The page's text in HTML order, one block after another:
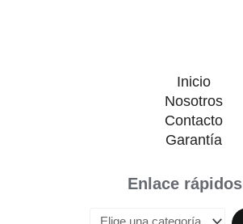
Inicio
Nosotros
Contacto
Garantía
Enlace rápidos